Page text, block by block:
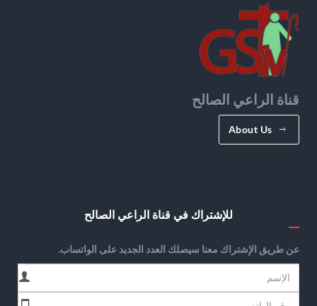
قناة الراعي الصالح
About Us
للإشتراك في قناة الراعي الصالح
عن طريق الإشتراك معنا سيصلك العدد الجديد على الواتساب.